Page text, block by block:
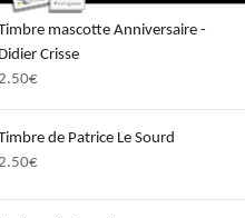
mascotte Anniversaire -
Didier Crisse
€
de Patrice Le Sourd
€